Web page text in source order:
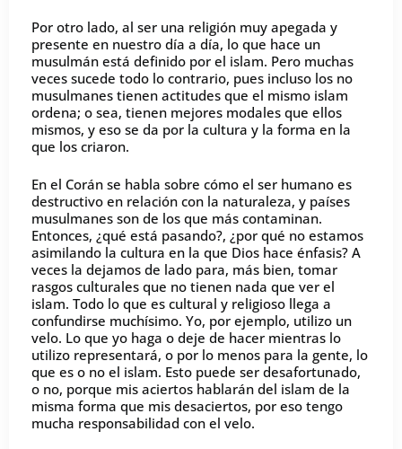
Por otro lado, al ser una religión muy apegada y
presente en nuestro día a día, lo que hace un
musulmán está definido por el islam. Pero muchas
veces sucede todo lo contrario, pues incluso los no
musulmanes tienen actitudes que el mismo islam
ordena; o sea, tienen mejores modales que ellos
mismos, y eso se da por la cultura y la forma en la
que los criaron.
En el Corán se habla sobre cómo el ser humano es
destructivo en relación con la naturaleza, y países
musulmanes son de los que más contaminan.
Entonces, ¿qué está pasando?, ¿por qué no estamos
asimilando la cultura en la que Dios hace énfasis? A
veces la dejamos de lado para, más bien, tomar
rasgos culturales que no tienen nada que ver el
islam. Todo lo que es cultural y religioso llega a
confundirse muchísimo. Yo, por ejemplo, utilizo un
velo. Lo que yo haga o deje de hacer mientras lo
utilizo representará, o por lo menos para la gente, lo
que es o no el islam. Esto puede ser desafortunado,
o no, porque mis aciertos hablarán del islam de la
misma forma que mis desaciertos, por eso tengo
mucha responsabilidad con el velo.